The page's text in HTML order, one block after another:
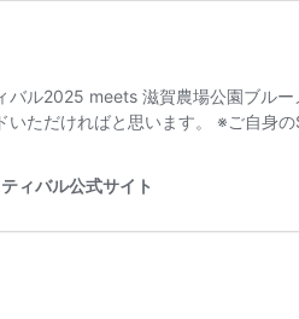
バル2025 meets 滋賀農場公園ブル
いただければと思います。 ※ご自身
ィバル公式サイト